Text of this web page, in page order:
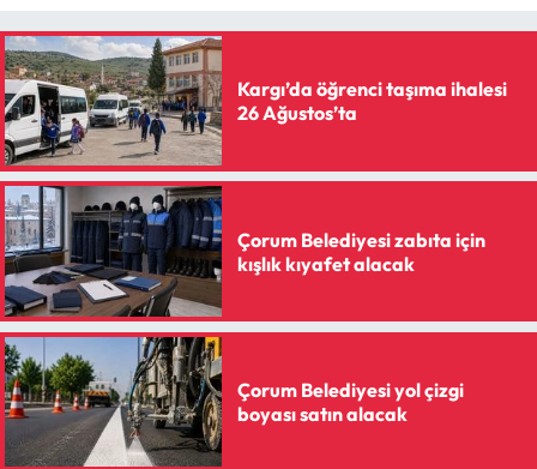
Kargı’da öğrenci taşıma ihalesi
26 Ağustos’ta
Çorum Belediyesi zabıta için
kışlık kıyafet alacak
Çorum Belediyesi yol çizgi
boyası satın alacak